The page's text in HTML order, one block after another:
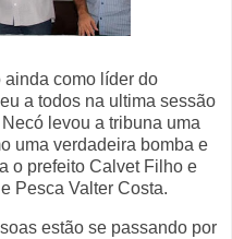
como líder do
a todos na ultima sessão
levou a tribuna uma
uma verdadeira bomba e
o prefeito Calvet Filho e
Pesca Valter Costa.
estão se passando por